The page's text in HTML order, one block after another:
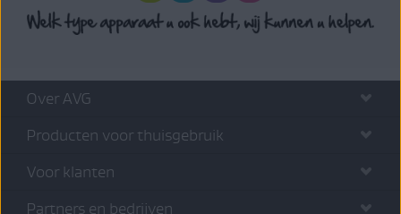
Over AVG
Producten voor thuisgebruik
Voor klanten
Partners en bedrijven